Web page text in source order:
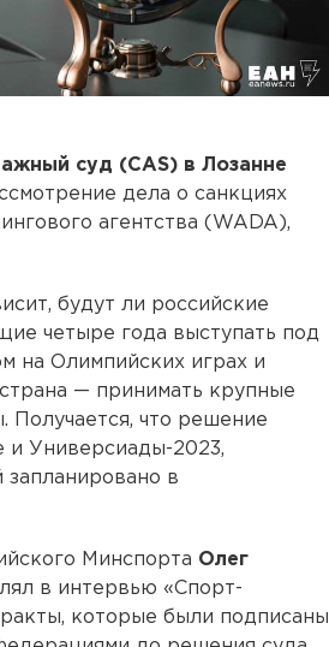
суд (CAS) в Лозанне
дела о санкциях
агентства (WADA),
будут ли российские
четыре года выступать под
на Олимпийских играх и
— принимать крупные
Получается, что решение
и Универсиады-2023,
в
Минспорта Олег
в интервью «Спорт-
которые были подписаны